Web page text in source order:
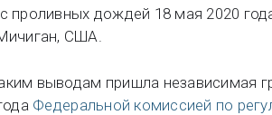
проливных дождей 18 мая 2020
США.
выводам пришла независимая
Федеральной комиссией по